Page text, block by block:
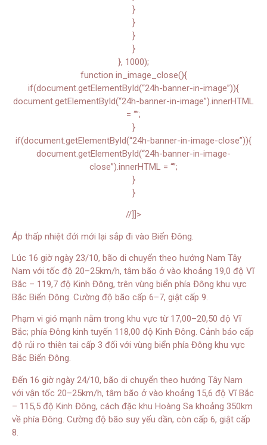
}
}
}
}
}, 1000);
function in_image_close(){
if(document.getElementById(“24h-banner-in-image”)){
document.getElementById(“24h-banner-in-image”).innerHTML
= “”;
}
if(document.getElementById(“24h-banner-in-image-close”)){
document.getElementById(“24h-banner-in-image-
close”).innerHTML = “”;
}
}
//]]>
Áp thấp nhiệt đới mới lại sắp đi vào Biển Đông.
Lúc 16 giờ ngày 23/10, bão di chuyển theo hướng Nam Tây
Nam với tốc độ 20–25km/h, tâm bão ở vào khoảng 19,0 độ Vĩ
Bắc – 119,7 độ Kinh Đông, trên vùng biển phía Đông khu vực
Bắc Biển Đông. Cường độ bão cấp 6–7, giật cấp 9.
Phạm vi gió mạnh nằm trong khu vực từ 17,00–20,50 độ Vĩ
Bắc; phía Đông kinh tuyến 118,00 độ Kinh Đông. Cảnh báo cấp
độ rủi ro thiên tai cấp 3 đối với vùng biển phía Đông khu vực
Bắc Biển Đông.
Đến 16 giờ ngày 24/10, bão di chuyển theo hướng Tây Nam
với vận tốc 20–25km/h, tâm bão ở vào khoảng 15,6 độ Vĩ Bắc
– 115,5 độ Kinh Đông, cách đặc khu Hoàng Sa khoảng 350km
về phía Đông. Cường độ bão suy yếu dần, còn cấp 6, giật cấp
8.